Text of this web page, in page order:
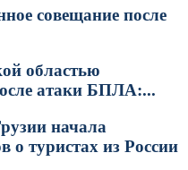
совещание после
областью
атаки БПЛА:...
начала
о туристах из России